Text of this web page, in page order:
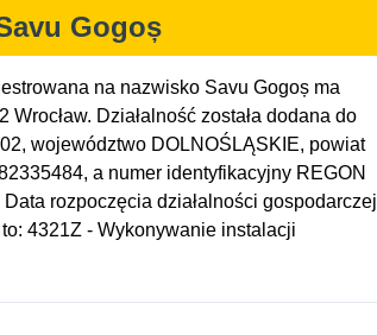
Gogoș
na nazwisko Savu Gogoș ma
Działalność została dodana do
województwo DOLNOŚLĄSKIE, powiat
a numer identyfikacyjny REGON
rozpoczęcia działalności gospodarczej
4321Z - Wykonywanie instalacji
kanalizacyjnych, cieplnych, gazowych i